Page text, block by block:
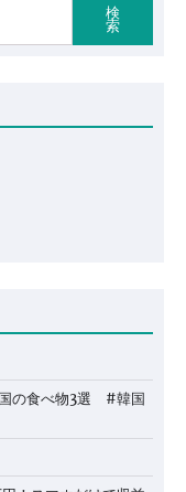
検
索
国の食べ物3選 #韓国